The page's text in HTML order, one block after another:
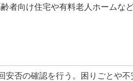
者向け住宅や有料老人ホームな
安否の確認を行う。困りごとや不